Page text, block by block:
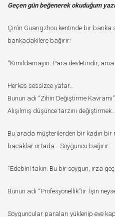
Geçen gün beğenerek okuduğum
Çin’in Guangzhou kentinde bir
bankadakilere bağırır:
“Kımıldamayın. Para devletindir,
Herkes sessizce yatar…
Bunun adı “Zihin Değiştirme
Alışılmış düşünce tarzını değiştirmek…
Bu arada müşterilerden bir kadın bir
bacaklar ortada… Soyguncu bağırır:
“Edebini takın. Bu bir soygun, ırza
Bunun adı “Profesyonellik”tir. İşin
Soyguncular paraları yüklenip eve